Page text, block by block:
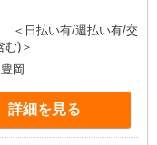
＜日払い有/週払い有/交
む)＞
岡
詳細を見る